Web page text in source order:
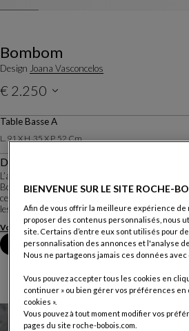
Bombom
Design Joana Vasconcelos
€ 2.250
Prix hors livraison, valable au Luxembourg.
Table Basse A
L. 91 X H. 35 X P. 52 Cm
Description
L’artiste et plasticienne portugaise Joana
Bobois la collection Bombom. Conçues pour
ce sont des formes gourmandes et audacieuses
les formes fluides, col...
Voir plus Télécharger la fiche technique
Prendre rendez-vous en
BIENVENUE SUR LE SITE ROCHE-
Afin de vous offrir la meilleure expérience de
proposer des contenus personnalisés, nous
site. Certains d’entre eux sont utilisés pour
personnalisation des annonces et l'analyse
Nous ne partageons jamais ces données avec
Vous pouvez accepter tous les cookies en
continuer » ou bien gérer vos préférences en
cookies ».
Vous pouvez à tout moment modifier vos
pages du site roche-bobois.com.